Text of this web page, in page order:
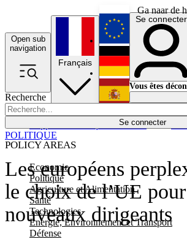
Ga naar de
Open sub
navigation
Recherche
Se connecter
POLICY AREAS
Economie
Politique
Agriculture et Alimentation
Santé
Technologies
Energie, Environnement et Transport
Défense
Économie
Français
English
Deutsch
Español
Se connecter
Vous êtes
Les européens
le choix de l’UE
nouveaux dirigeants
POLITIQUE